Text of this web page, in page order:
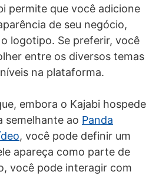
permite que você adicione
de seu negócio,
logotipo. Se preferir, você
entre os diversos temas
na plataforma.
embora o Kajabi hospede
semelhante ao Panda
, você pode definir um
apareça como parte de
você pode interagir com